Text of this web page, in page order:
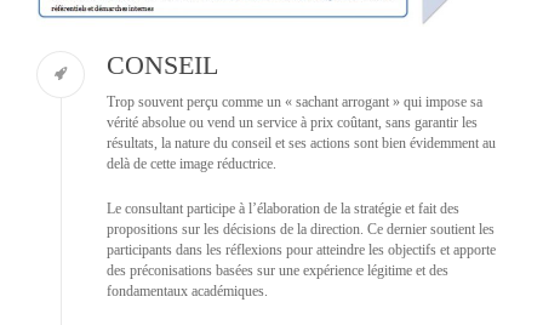
CONSEIL
Trop souvent perçu comme un « sachant arrogant » qui impose sa
vérité absolue ou vend un service à prix coûtant, sans garantir les
résultats, la nature du conseil et ses actions sont bien évidemment au
delà de cette image réductrice.
Le consultant participe à l’élaboration de la stratégie et fait des
propositions sur les décisions de la direction. Ce dernier soutient les
participants dans les réflexions pour atteindre les objectifs et apporte
des préconisations basées sur une expérience légitime et des
fondamentaux académiques.